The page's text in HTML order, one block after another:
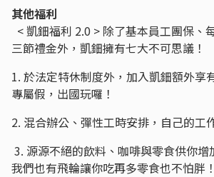
其他福利
< 凱鈿福利 2.0 > 除了基本員工團保、
三節禮金外，凱鈿擁有七大不可思議！
1. 於法定特休制度外，加入凱鈿額外享
專屬假，出國玩囉！
2. 混合辦公、彈性工時安排，自己的工
3. 源源不絕的飲料、咖啡與零食供你增
我們也有飛輪讓你吃再多零食也不怕胖！